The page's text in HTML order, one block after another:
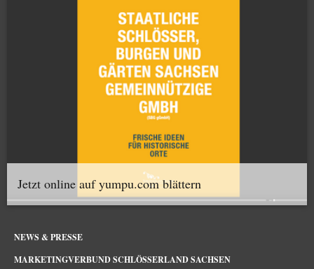
Jetzt online auf yumpu.com blättern
NEWS & PRESSE
MARKETINGVERBUND SCHLÖSSERLAND SACHSEN